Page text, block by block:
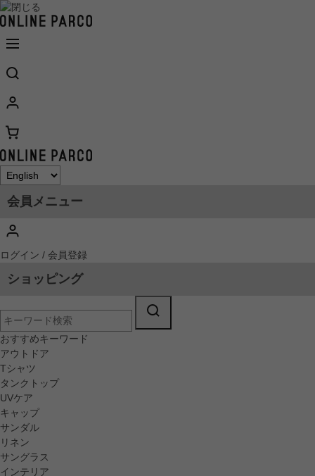
会員メニュー
ログイン / 会員登録
ショッピング
おすすめキーワード
アウトドア
Tシャツ
タンクトップ
UVケア
キャップ
サンダル
リネン
サングラス
インテリア